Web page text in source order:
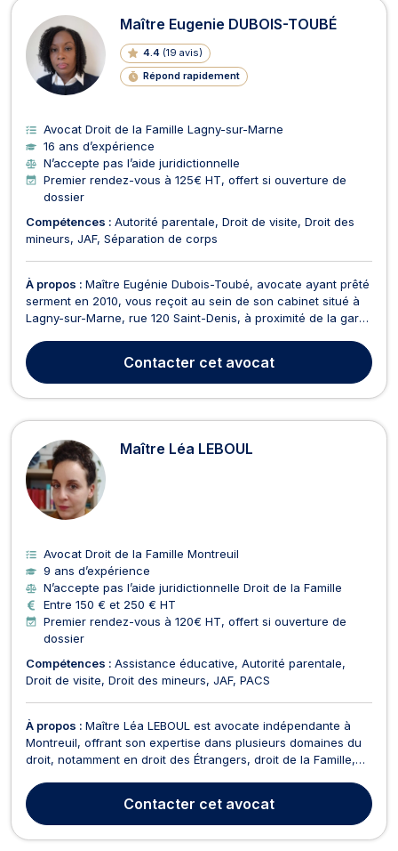
Maître Eugenie DUBOIS-TOUBÉ
4.4 (19 avis)
Répond rapidement
Avocat Droit de la Famille Lagny-sur-Marne
16 ans d’expérience
N’accepte pas l’aide juridictionnelle
Premier rendez-vous à 125€ HT, offert si ouverture de
dossier
Compétences : Autorité parentale Droit de visite Droit des
mineurs JAF Séparation de corps
À propos : Maître Eugénie Dubois-Toubé, avocate ayant prêté
serment en 2010, vous reçoit au sein de son cabinet situé à
Lagny-sur-Marne, rue 120 Saint-Denis, à proximité de la gare
vous propose conseils et assistance en droit de la famille
ainsi que dans tous ses champs de compé...
Contacter cet avocat
Maître Léa LEBOUL
Avocat Droit de la Famille Montreuil
9 ans d’expérience
N’accepte pas l’aide juridictionnelle Droit de la Famille
Entre 150 € et 250 € HT
Premier rendez-vous à 120€ HT, offert si ouverture de
dossier
Compétences : Assistance éducative Autorité parentale
Droit de visite Droit des mineurs JAF PACS
À propos : Maître Léa LEBOUL est avocate indépendante à
Montreuil, offrant son expertise dans plusieurs domaines du
droit, notamment en droit des Étrangers, droit de la Famille,
Maître LEBOUL vous accompagne dans les procédures liées
aux Obligations de Quitter le Terri...
Contacter cet avocat